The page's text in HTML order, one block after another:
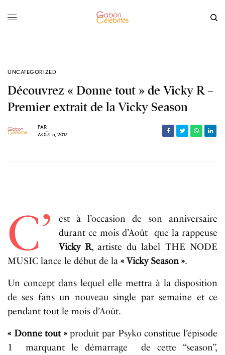
UNCATEGORIZED
Découvrez « Donne tout » de Vicky R –
Premier extrait de la Vicky Season
PAR
AOÛT 5, 2017
C’
est à l’occasion de son anniversaire
durant ce mois d’Août que la rappeuse
Vicky R, artiste du label THE NODE
MUSIC lance le début de la« Vicky Season ».
Un concept dans lequel elle mettra à la disposition
de ses fans un nouveau single par semaine et ce
pendant tout le mois d’Août.
« Donne tout »produit par Psyko constitue l’épisode
1 marquant le démarrage de cette ‘‘season’’,